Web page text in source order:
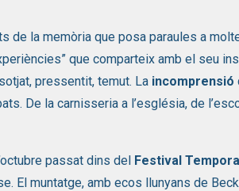
de la memòria que posa paraules a
que comparteix amb el seu
pressentit, temut. La incomprensió
De la carnisseria a l’església, de
passat dins del Festival
El muntatge, amb ecos llunyans de